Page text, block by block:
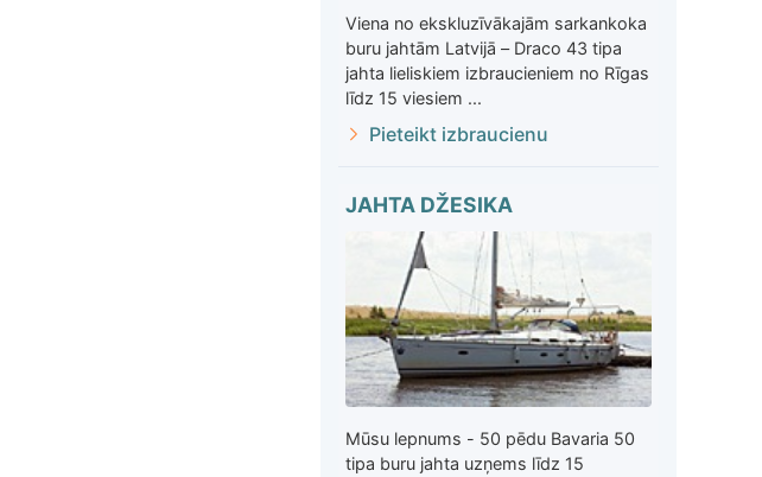
Viena no ekskluzīvākajām sarkankoka
buru jahtām Latvijā – Draco 43 tipa
jahta lieliskiem izbraucieniem no Rīgas
līdz 15 viesiem ...
Pieteikt izbraucienu
JAHTA DŽESIKA
Mūsu lepnums - 50 pēdu Bavaria 50
tipa buru jahta uzņems līdz 15